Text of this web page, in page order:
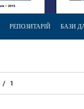
РЕПОЗИТАРІЙ БАЗИ
1